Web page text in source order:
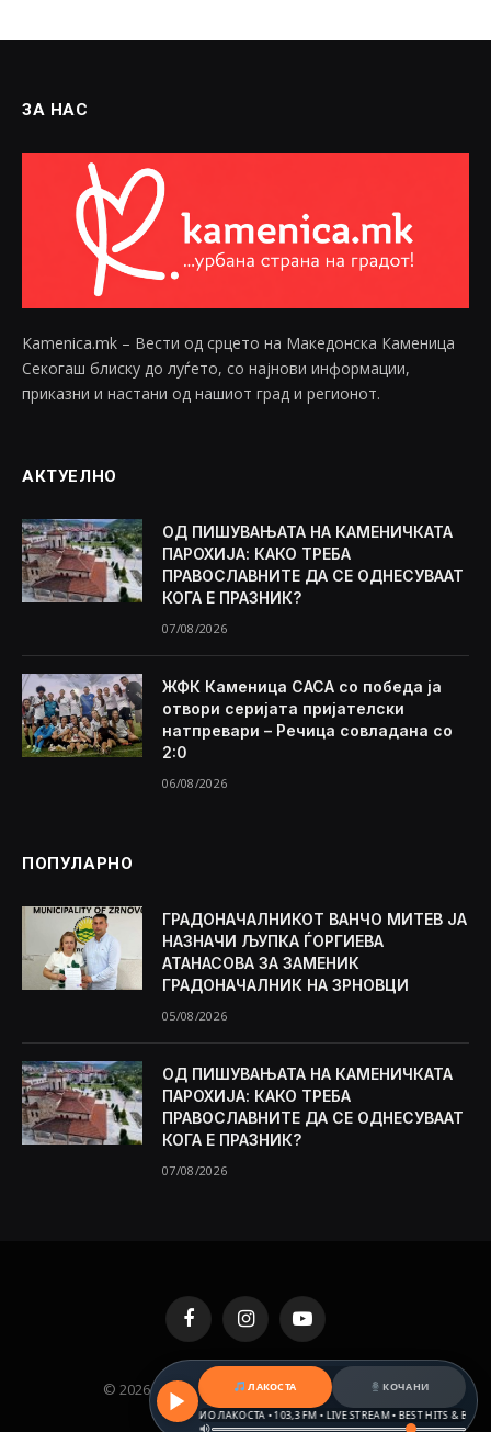
ЗА НАС
Kamenica.mk – Вести од срцето на Македонска Каменица
Секогаш блиску до луѓето, со најнови информации,
приказни и настани од нашиот град и регионот.
АКТУЕЛНО
ОД ПИШУВАЊАТА НА КАМЕНИЧКАТА
ПАРОХИЈА: КАКО ТРЕБА
ПРАВОСЛАВНИТЕ ДА СЕ ОДНЕСУВААТ
КОГА Е ПРАЗНИК?
07/08/2026
ЖФК Каменица САСА со победа ја
отвори серијата пријателски
натпревари – Речица совладана со
2:0
06/08/2026
ПОПУЛАРНО
ГРАДОНАЧАЛНИКОТ ВАНЧО МИТЕВ ЈА
НАЗНАЧИ ЉУПКА ЃОРГИЕВА
АТАНАСОВА ЗА ЗАМЕНИК
ГРАДОНАЧАЛНИК НА ЗРНОВЦИ
05/08/2026
ОД ПИШУВАЊАТА НА КАМЕНИЧКАТА
ПАРОХИЈА: КАКО ТРЕБА
ПРАВОСЛАВНИТЕ ДА СЕ ОДНЕСУВААТ
КОГА Е ПРАЗНИК?
07/08/2026
FacebookInstagramYouTube
© 2026 KAMENICA.MK. Designed by MKNET.
ЛАКОСТА
КОЧАНИ
РАДИО ЛАКОСТА • 103,3 FM • LIVE STREAM • BEST HITS & BALKAN